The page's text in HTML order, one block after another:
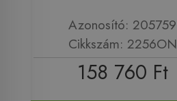
Azonosító: 205759
Cikkszám: 2256ON
158 760 Ft